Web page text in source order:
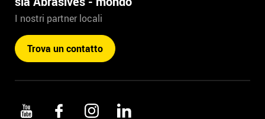
I nostri partner locali
Trova un contatto